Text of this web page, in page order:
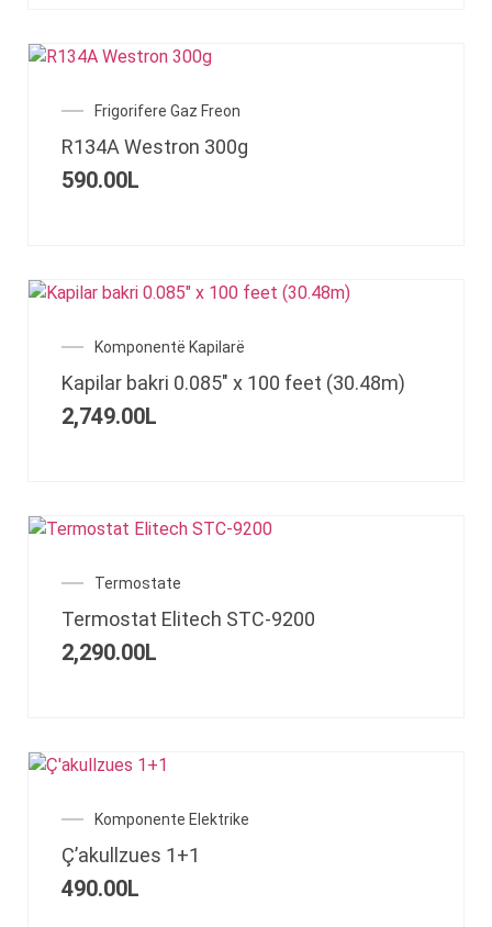
Frigorifere Gaz Freon
R134A Westron 300g
590.00L
Komponentë Kapilarë
Kapilar bakri 0.085″ x 100 feet (30.48m)
2,749.00L
Termostate
Termostat Elitech STC-9200
2,290.00L
Komponente Elektrike
Ç’akullzues 1+1
490.00L